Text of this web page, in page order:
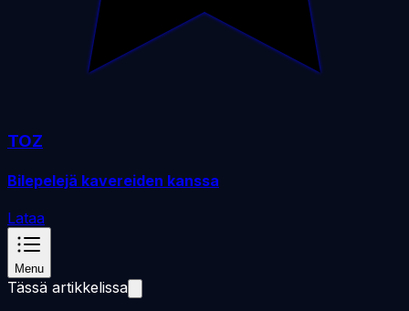
TOZ
Bilepelejä kavereiden kanssa
Lataa
Menu
Tässä artikkelissa